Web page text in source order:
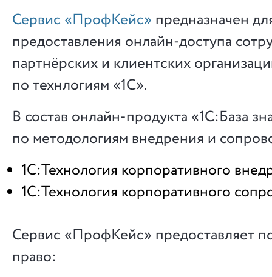
Сервис «ПрофКейс» предназначен
предоставления онлайн-доступа
партнёрских и клиентских
по технлогиям «1С».
В состав онлайн-продукта «1С:База
по методологиям внедрения и
1С:Технология корпоративного
1С:Технология корпоративного
Сервис «ПрофКейс» предоставляет
право: